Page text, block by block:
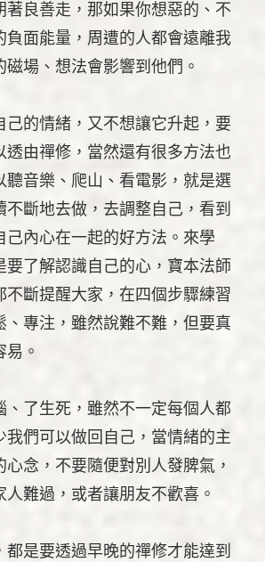
著良善走，那如果你想惡的、不
負面能量，周遭的人都會遠離我
場、想法會影響到他們。
己的情緒，又不想讓它升起，要
透由禪修，當然還有很多方法也
聽音樂、爬山、看電影，就是選
不斷地去做，去調整自己，看到
己內心在一起的好方法。來學
要了解認識自己的心，寶本法師
不斷提醒大家，在四個步驟練習
、專注，雖然說難不難，但要真
。
、了生死，雖然不一定每個人都
我們可以做回自己，當情緒的主
心念，不要隨便對別人發脾氣，
難過，或者讓朋友不歡喜。
都是要透過早晚的禪修才能達到